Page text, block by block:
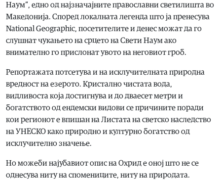
Наум“, едно од најзначајните православни светилишта во
Македонија. Според локалната легенда што ја пренесува
National Geographic, посетителите и денес можат да го
слушнат чукањето на срцето на Свети Наум ако
внимателно го прислонат увото на неговиот гроб.
Репортажата потсетува и на исклучителната природна
вредност на езерото. Кристално чистата вода,
видливоста која достигнува и до дваесет метри и
богатството од ендемски видови се причините поради
кои регионот е впишан на Листата на светско наследство
на УНЕСКО како природно и културно богатство од
исклучително значење.
Но можеби најубавиот опис на Охрид е оној што не се
однесува ниту на спомениците, ниту на природата.